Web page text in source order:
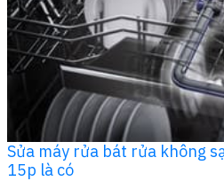
Sửa máy rửa bát rửa không
15p là có